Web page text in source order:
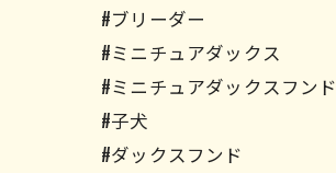
#ブリーダー
#ミニチュアダックス
#ミニチュアダックスフンド
#子犬
#ダックスフンド